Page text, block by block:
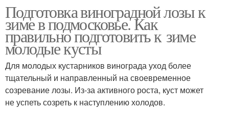
Лозы со шпалер Лозы для плетения
Плетение из
виноградной лозы
Лозы к плетению
Подготовка виноградной лозы к
зиме в подмосковье. Как
правильно подготовить к зиме
молодые кусты
Для молодых кустарников винограда уход более
тщательный и направленный на своевременное
созревание лозы. Из-за активного роста, куст может
не успеть созреть к наступлению холодов.